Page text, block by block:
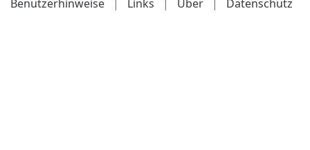
Benutzerhinweise
| Links | Über | Datenschutz